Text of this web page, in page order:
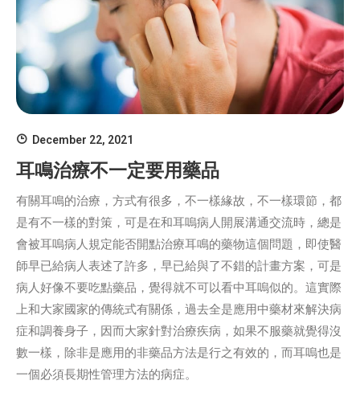
December 22, 2021
耳鳴治療不一定要用藥品
有關耳鳴的治療，方式有很多，不一樣緣故，不一樣環節，都
是有不一樣的對策，可是在和耳嗚病人開展溝通交流時，總是
會被耳嗚病人規定能否開點治療耳鳴的藥物這個問題，即使醫
師早已給病人表述了許多，早已給與了不錯的計畫方案，可是
病人好像不要吃點藥品，覺得就不可以看中耳嗚似的。這實際
上和大家國家的傳統式有關係，過去全是應用中藥材來解決病
症和調養身子，因而大家針對治療疾病，如果不服藥就覺得沒
數一樣，除非是應用的非藥品方法是行之有效的，而耳嗚也是
一個必須長期性管理方法的病症。